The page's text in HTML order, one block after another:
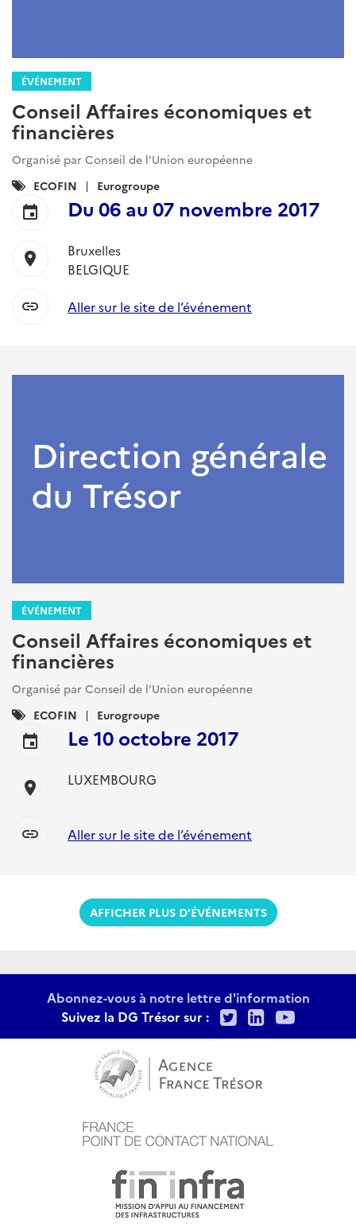
ÉVÉNEMENT
Conseil Affaires économiques et
financières
Organisé par Conseil de l'Union européenne
Catégories
:
ECOFIN Eurogroupe
event Du 06 au 07 novembre 2017
location_on
Bruxelles
BELGIQUE
link Aller sur le site de l’événement
ÉVÉNEMENT
Conseil Affaires économiques et
financières
Organisé par Conseil de l'Union européenne
Catégories
:
ECOFIN Eurogroupe
event Le 10 octobre 2017
location_on LUXEMBOURG
link Aller sur le site de l’événement
AFFICHER PLUS D'ÉVÉNEMENTS
Abonnez-vous à notre lettre d'information
Suivez la DG Trésor sur :
TwitterLinkedIn